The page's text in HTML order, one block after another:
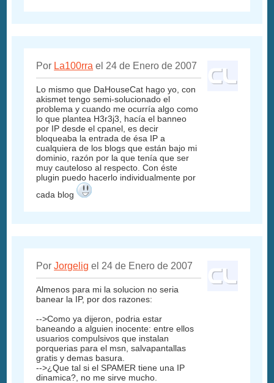
Por La100rra el 24 de Enero de 2007
Lo mismo que DaHouseCat hago yo, con
akismet tengo semi-solucionado el
problema y cuando me ocurría algo como
lo que plantea H3r3j3, hacía el banneo
por IP desde el cpanel, es decir
bloqueaba la entrada de ésa IP a
cualquiera de los blogs que están bajo mi
dominio, razón por la que tenía que ser
muy cauteloso al respecto. Con éste
plugin puedo hacerlo individualmente por
cada blog
PorJorgelig el 24 de Enero de 2007
Almenos para mi la solucion no seria
banear la IP, por dos razones:
-->Como ya dijeron, podria estar
baneando a alguien inocente: entre ellos
usuarios compulsivos que instalan
porquerias para el msn, salvapantallas
gratis y demas basura.
-->¿Que tal si el SPAMER tiene una IP
dinamica?, no me sirve mucho.